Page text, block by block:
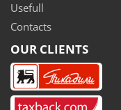
Usefull
Contacts
OUR CLIENTS